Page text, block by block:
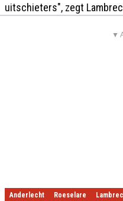
uitschieters", zegt
▼
Anderlecht Roeselare